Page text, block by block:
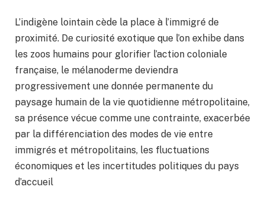
L’indigène lointain cède la place à l’immigré de
proximité. De curiosité exotique que l’on exhibe dans
les zoos humains pour glorifier l’action coloniale
française, le mélanoderme deviendra
progressivement une donnée permanente du
paysage humain de la vie quotidienne métropolitaine,
sa présence vécue comme une contrainte, exacerbée
par la différenciation des modes de vie entre
immigrés et métropolitains, les fluctuations
économiques et les incertitudes politiques du pays
d’accueil